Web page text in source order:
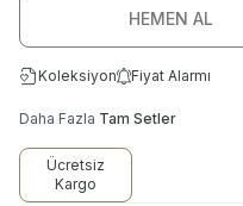
HEMEN AL
Koleksiyon Fiyat Alarmı
Daha Fazla Tam Setler
Ücretsiz
Kargo